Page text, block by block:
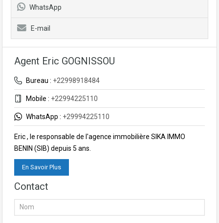
WhatsApp
E-mail
Agent Eric GOGNISSOU
Bureau : +22998918484
Mobile : +22994225110
WhatsApp : +29994225110
Eric , le responsable de l'agence immobilière SIKA IMMO
BENIN (SIB) depuis 5 ans.
En Savoir Plus
Contact